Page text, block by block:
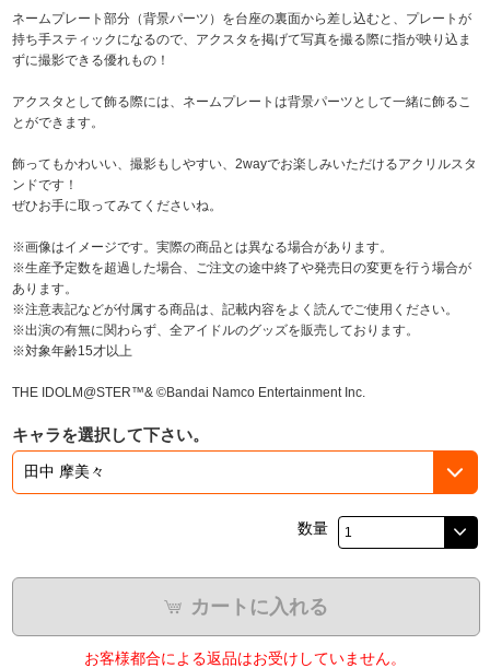
ラブライブ！虹ヶ咲学園スクールアイドル同好会
ラブライブ！スーパースター!!
アイドリッシュセブン
モフモフパレード
ネームプレート部分（背景パーツ）を台座の裏面から差し込むと、プレートが
持ち手スティックになるので、アクスタを掲げて写真を撮る際に指が映り込ま
ずに撮影できる優れもの！
アクスタとして飾る際には、ネームプレートは背景パーツとして一緒に飾るこ
とができます。
飾ってもかわいい、撮影もしやすい、2wayでお楽しみいただけるアクリルスタ
ンドです！
ぜひお手に取ってみてくださいね。
※画像はイメージです。実際の商品とは異なる場合があります。
※生産予定数を超過した場合、ご注文の途中終了や発売日の変更を行う場合が
あります。
※注意表記などが付属する商品は、記載内容をよく読んでご使用ください。
※出演の有無に関わらず、全アイドルのグッズを販売しております。
※対象年齢15才以上
THE IDOLM@STER™& ©Bandai Namco Entertainment Inc.
キャラを選択して下さい。
数量
カートに入れる
お客様都合による返品はお受けしていません。